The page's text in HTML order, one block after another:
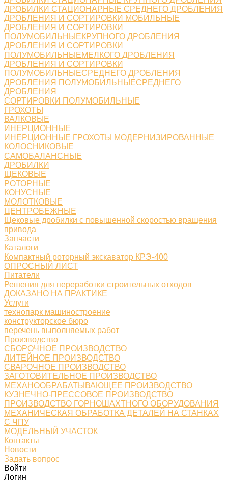
ДРОБИЛКИ СТАЦИОНАРНЫЕ СРЕДНЕГО ДРОБЛЕНИЯ
ДРОБЛЕНИЯ И СОРТИРОВКИ МОБИЛЬНЫЕ
ДРОБЛЕНИЯ И СОРТИРОВКИ
ПОЛУМОБИЛЬНЫЕКРУПНОГО ДРОБЛЕНИЯ
ДРОБЛЕНИЯ И СОРТИРОВКИ
ПОЛУМОБИЛЬНЫЕМЕЛКОГО ДРОБЛЕНИЯ
ДРОБЛЕНИЯ И СОРТИРОВКИ
ПОЛУМОБИЛЬНЫЕСРЕДНЕГО ДРОБЛЕНИЯ
ДРОБЛЕНИЯ ПОЛУМОБИЛЬНЫЕСРЕДНЕГО
ДРОБЛЕНИЯ
СОРТИРОВКИ ПОЛУМОБИЛЬНЫЕ
ГРОХОТЫ
ВАЛКОВЫЕ
ИНЕРЦИОННЫЕ
ИНЕРЦИОННЫЕ ГРОХОТЫ МОДЕРНИЗИРОВАННЫЕ
КОЛОСНИКОВЫЕ
САМОБАЛАНСНЫЕ
ДРОБИЛКИ
ЩЕКОВЫЕ
РОТОРНЫЕ
КОНУСНЫЕ
МОЛОТКОВЫЕ
ЦЕНТРОБЕЖНЫЕ
Щековые дробилки с повышенной скоростью вращения
привода
Запчасти
Каталоги
Компактный роторный экскаватор КРЭ-400
ОПРОСНЫЙ ЛИСТ
Питатели
Решения для переработки строительных отходов
ДОКАЗАНО НА ПРАКТИКЕ
Услуги
технопарк машиностроение
конструкторское бюро
перечень выполняемых работ
Производство
СБОРОЧНОЕ ПРОИЗВОДСТВО
ЛИТЕЙНОЕ ПРОИЗВОДСТВО
СВАРОЧНОЕ ПРОИЗВОДСТВО
ЗАГОТОВИТЕЛЬНОЕ ПРОИЗВОДСТВО
МЕХАНООБРАБАТЫВАЮЩЕЕ ПРОИЗВОДСТВО
КУЗНЕЧНО-ПРЕССОВОЕ ПРОИЗВОДСТВО
ПРОИЗВОДСТВО ГОРНОШАХТНОГО ОБОРУДОВАНИЯ
МЕХАНИЧЕСКАЯ ОБРАБОТКА ДЕТАЛЕЙ НА СТАНКАХ
С ЧПУ
МОДЕЛЬНЫЙ УЧАСТОК
Контакты
Новости
Задать вопрос
Войти
Логин